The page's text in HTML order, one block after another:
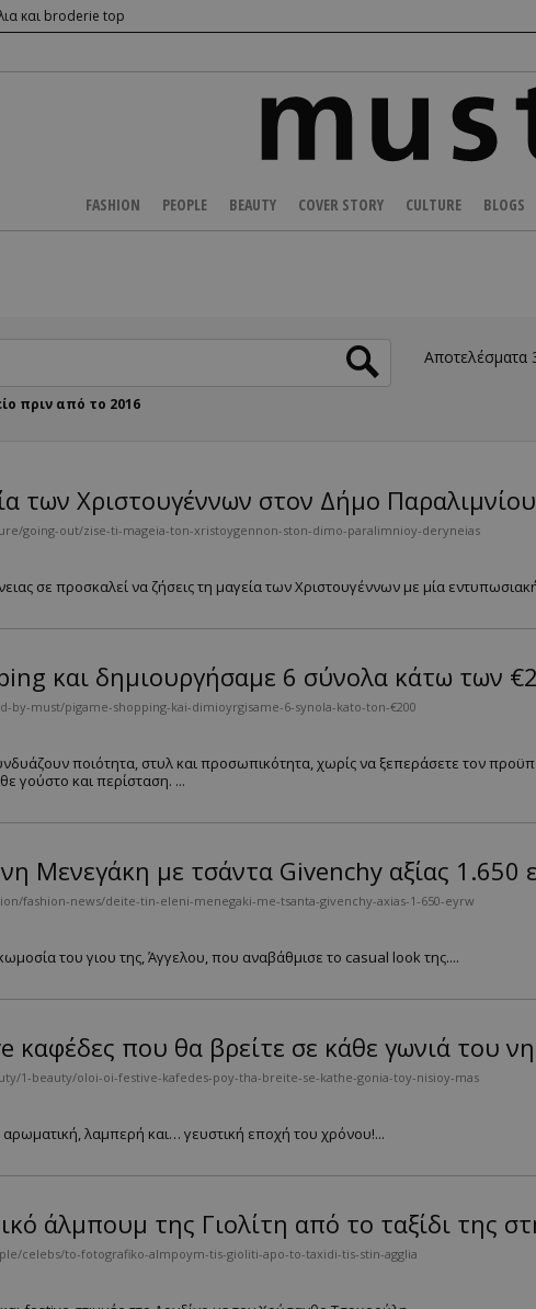
και broderie top
FASHION PEOPLE BEAUTY COVER STORY CULTURE BLOGS
πριν από το 2016
Αποτελέσματα
των Χριστουγέννων στον Δήμο
going-out/zise-ti-mageia-ton-xristoygennon-ston-dimo-paralimnioy-deryneias
σε προσκαλεί να ζήσεις τη μαγεία των Χριστουγέννων με μία
και δημιουργήσαμε 6 σύνολα κάτω των
by-must/pigame-shopping-kai-dimioyrgisame-6-synola-kato-ton-€200
ποιότητα, στυλ και προσωπικότητα, χωρίς να ξεπεράσετε τον
γούστο και περίσταση. ...
Μενεγάκη με τσάντα Givenchy αξίας 1.650
fashion-news/deite-tin-eleni-menegaki-me-tsanta-givenchy-axias-1-650-eyrw
του γιου της, Άγγελου, που αναβάθμισε το casual look της....
καφέδες που θα βρείτε σε κάθε γωνιά του
1-beauty/oloi-oi-festive-kafedes-poy-tha-breite-se-kathe-gonia-toy-nisioy-mas
λαμπερή και… γευστική εποχή του χρόνου!...
άλμπουμ της Γιολίτη από το ταξίδι της
celebs/to-fotografiko-almpoym-tis-gioliti-apo-to-taxidi-tis-stin-agglia